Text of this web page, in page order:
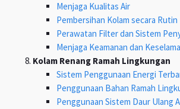
Menjaga Kualitas Air
Pembersihan Kolam secara Rutin
Perawatan Filter dan Sistem
Menjaga Keamanan dan
Kolam Renang Ramah Lingkungan
Sistem Penggunaan Energi
Penggunaan Bahan Ramah
Penggunaan Sistem Daur Ulang